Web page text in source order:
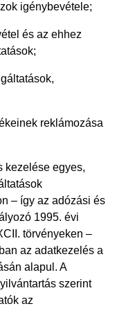
igénybevétele;
és az ehhez
reklámozása
kezelése egyes,
– így az adózási és
1995. évi
törvényeken –
az adatkezelés a
alapul. A
szerint
az